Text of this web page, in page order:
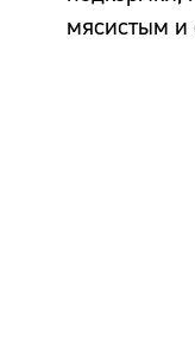
мясистым и